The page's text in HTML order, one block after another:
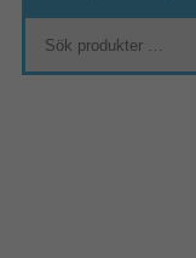
Familjespel
TACTIC